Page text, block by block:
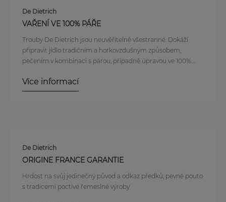
De Dietrich
VAŘENÍ VE 100% PÁŘE
Trouby De Dietrich jsou neuvěřitelně všestranné. Dokáží
připravit jídlo tradičním a horkovzdušným způsobem,
pečením v kombinaci s párou, případně úpravou ve 100%
Více informací
De Dietrich
ORIGINE FRANCE GARANTIE
Hrdost na svůj jedinečný původ a odkaz předků, pevné pouto
s tradicemi poctivé řemeslné výroby